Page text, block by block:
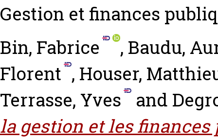
Gestion et finances
Bin, Fabrice
, Baudu,
Florent , Houser,
Terrasse, Yves
and
la gestion et les finances